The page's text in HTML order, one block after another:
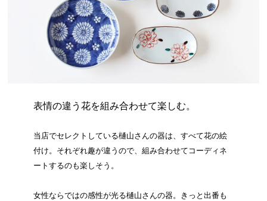
表情の違う花を組み合わせて楽しむ。
当店でセレクトしている樋山さんの器は、すべて花の絵
付け。それぞれ趣が違うので、組み合わせてコーディネ
ートするのも楽しそう。
女性ならではの感性が光る樋山さんの器。きっと出番も